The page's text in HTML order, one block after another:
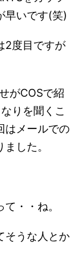
早いです(笑)
2度目ですが
がCOSで紹
りを聞くこ
はメールでの
した。
・・ね。
そうな人とか